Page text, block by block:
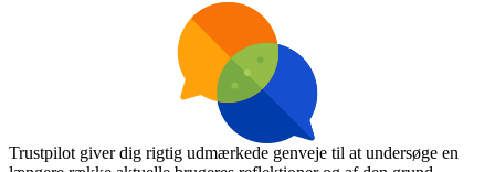
Trustpilot giver dig rigtig udmærkede genveje til at undersøge en